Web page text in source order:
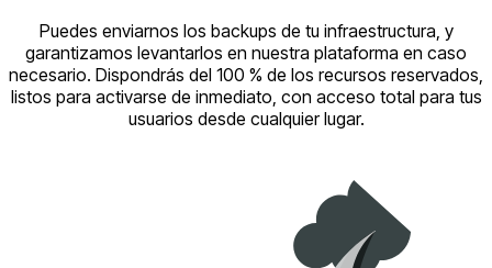
Puedes enviarnos los backups de tu infraestructura, y
garantizamos levantarlos en nuestra plataforma en caso
necesario. Dispondrás del 100 % de los recursos reservados,
listos para activarse de inmediato, con acceso total para tus
usuarios desde cualquier lugar.